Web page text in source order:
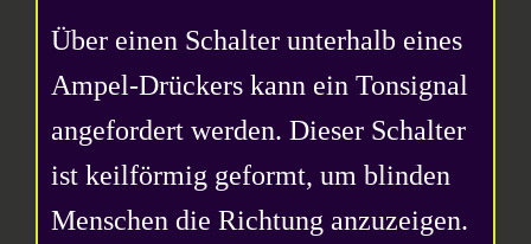
Über einen Schalter unterhalb eines
Ampel-Drückers kann ein Tonsignal
angefordert werden. Dieser Schalter
ist keilförmig geformt, um blinden
Menschen die Richtung anzuzeigen.